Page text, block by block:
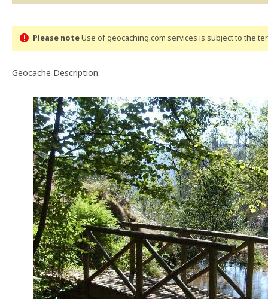
Please noteUse of geocaching.com services is subject to the
Geocache Description: